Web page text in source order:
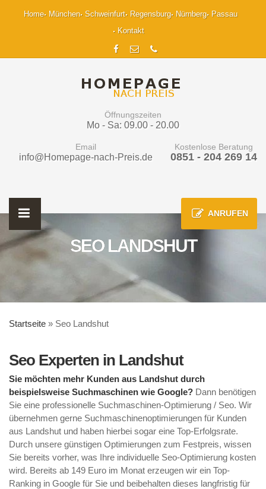
Home München Schweinfurt Regensburg Nürnberg
Passau
Kontakt
Öffnungszeiten
Mo - Sa: 09.00 - 20.00
Email
info@Homepage-nach-Preis.de
Kostenlose Beratung
0851 - 204 269 14
ANRUFEN
SEO LANDSHUT
Startseite » Seo Landshut
Seo Experten in Landshut
Sie möchten mehr Kunden aus Landshut durch
beispielsweise Suchmaschinen wie Google? Dann benötigen
Sie eine professionelle Suchmaschinen-Optimierung / Seo. Wir
übernehmen gerne Suchmaschinenoptimierungen für Kunden
aus Landshut und haben hierbei sogar eine Top-Erfolgsrate.
Durch unsere günstigen Optimierungen zum Festpreis, wissen
Sie bereits vorher, was Ihre individuelle Seo-Optimierung kosten
wird. Bereits ab 149 Euro im Monat erzeugen wir ein Top-
Ranking in Google für Sie und beibehalten dieses langfristig für